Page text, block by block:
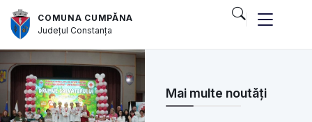
COMUNA CUMPĂNA
JudețulConstanța
Mai multe noutăți